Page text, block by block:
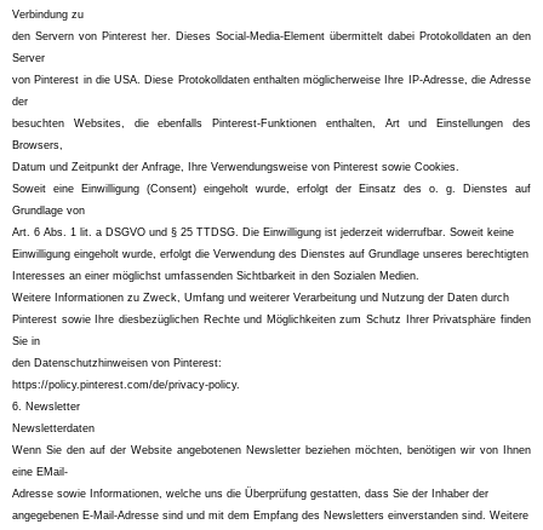
Verbindung zu
den Servern von Pinterest her. Dieses Social-Media-Element übermittelt dabei Protokolldaten an den
Server
von Pinterest in die USA. Diese Protokolldaten enthalten möglicherweise Ihre IP-Adresse, die Adresse
der
besuchten Websites, die ebenfalls Pinterest-Funktionen enthalten, Art und Einstellungen des
Browsers,
Datum und Zeitpunkt der Anfrage, Ihre Verwendungsweise von Pinterest sowie Cookies.
Soweit eine Einwilligung (Consent) eingeholt wurde, erfolgt der Einsatz des o. g. Dienstes auf
Grundlage von
Art. 6 Abs. 1 lit. a DSGVO und § 25 TTDSG. Die Einwilligung ist jederzeit widerrufbar. Soweit keine
Einwilligung eingeholt wurde, erfolgt die Verwendung des Dienstes auf Grundlage unseres berechtigten
Interesses an einer möglichst umfassenden Sichtbarkeit in den Sozialen Medien.
Weitere Informationen zu Zweck, Umfang und weiterer Verarbeitung und Nutzung der Daten durch
Pinterest sowie Ihre diesbezüglichen Rechte und Möglichkeiten zum Schutz Ihrer Privatsphäre finden
Sie in
den Datenschutzhinweisen von Pinterest:
https://policy.pinterest.com/de/privacy-policy.
6. Newsletter
Newsletterdaten
Wenn Sie den auf der Website angebotenen Newsletter beziehen möchten, benötigen wir von Ihnen
eine EMail-
Adresse sowie Informationen, welche uns die Überprüfung gestatten, dass Sie der Inhaber der
angegebenen E-Mail-Adresse sind und mit dem Empfang des Newsletters einverstanden sind. Weitere